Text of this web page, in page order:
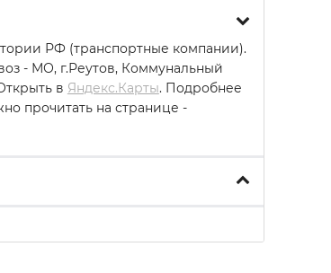
РФ (транспортные компании).
- МО, г.Реутов, Коммунальный
в Яндекс.Карты. Подробнее
прочитать на странице -